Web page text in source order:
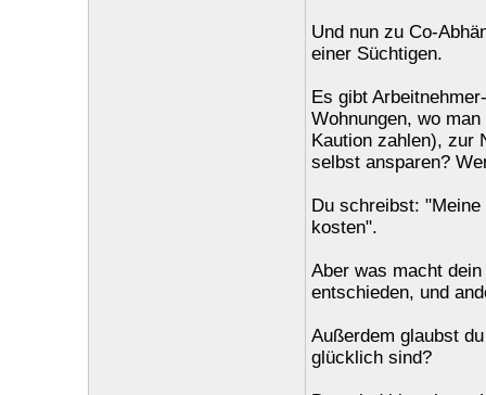
Und nun zu Co-
einer Süchtigen.
Es gibt
Wohnungen, wo
Kaution zahlen), zur
selbst ansparen?
Du schreibst:
kosten".
Aber was macht
entschieden, und
Außerdem glaubst
glücklich sind?